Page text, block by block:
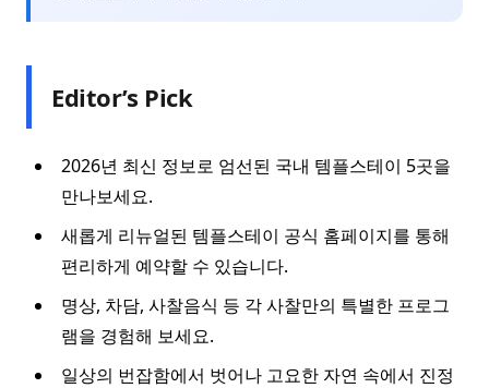
Editor’s Pick
2026년 최신 정보로 엄선된 국내 템플스테이 5곳을
만나보세요.
새롭게 리뉴얼된 템플스테이 공식 홈페이지를 통해
편리하게 예약할 수 있습니다.
명상, 차담, 사찰음식 등 각 사찰만의 특별한 프로그
램을 경험해 보세요.
일상의 번잡함에서 벗어나 고요한 자연 속에서 진정